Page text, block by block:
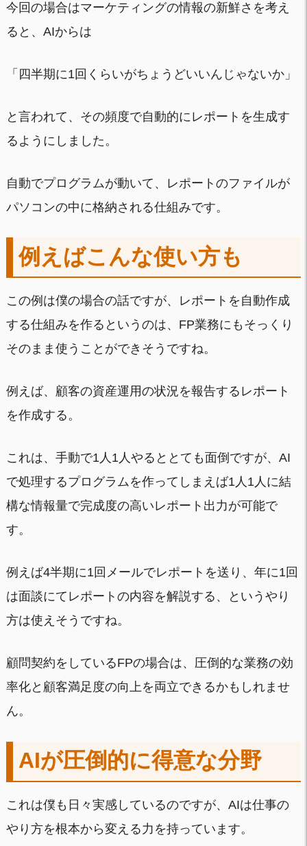
今回の場合はマーケティングの情報の新鮮さを考え
ると、AIからは
「四半期に1回くらいがちょうどいいんじゃないか」
と言われて、その頻度で自動的にレポートを生成す
るようにしました。
自動でプログラムが動いて、レポートのファイルが
パソコンの中に格納される仕組みです。
例えばこんな使い方も
この例は僕の場合の話ですが、レポートを自動作成
する仕組みを作るというのは、FP業務にもそっくり
そのまま使うことができそうですね。
例えば、顧客の資産運用の状況を報告するレポート
を作成する。
これは、手動で1人1人やるととても面倒ですが、AI
で処理するプログラムを作ってしまえば1人1人に結
構な情報量で完成度の高いレポート出力が可能で
す。
例えば4半期に1回メールでレポートを送り、年に1回
は面談にてレポートの内容を解説する、というやり
方は使えそうですね。
顧問契約をしているFPの場合は、圧倒的な業務の効
率化と顧客満足度の向上を両立できるかもしれませ
ん。
AIが圧倒的に得意な分野
これは僕も日々実感しているのですが、AIは仕事の
やり方を根本から変える力を持っています。